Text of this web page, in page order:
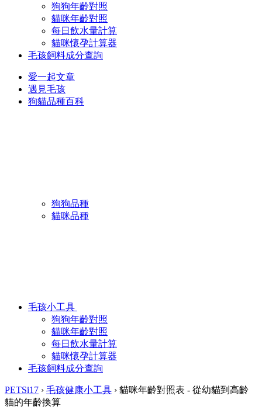
狗狗年齡對照
貓咪年齡對照
每日飲水量計算
貓咪懷孕計算器
毛孩飼料成分查詢
愛一起文章
遇見毛孩
狗貓品種百科
狗狗品種
貓咪品種
毛孩小工具
狗狗年齡對照
貓咪年齡對照
每日飲水量計算
貓咪懷孕計算器
毛孩飼料成分查詢
PETSi17 › 毛孩健康小工具 › 貓咪年齡對照表 - 從幼貓到高齡
貓的年齡換算